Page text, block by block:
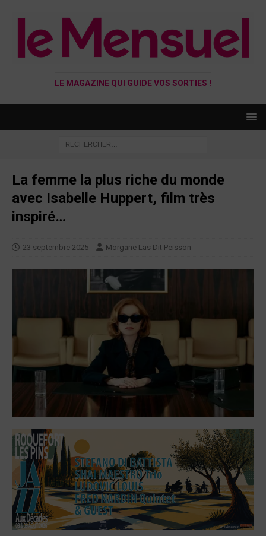
LE MAGAZINE QUI GUIDE VOS SORTIES !
La femme la plus riche du monde
avec Isabelle Huppert, film très
inspiré…
23 septembre 2025 Morgane Las Dit Peisson